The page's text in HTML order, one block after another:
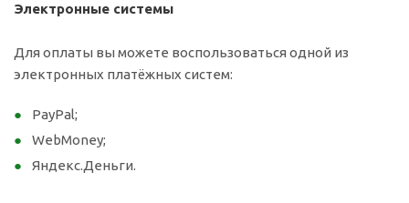
Электронные системы
Для оплаты вы можете воспользоваться одной из
электронных платёжных систем:
PayPal;
WebMoney;
Яндекс.Деньги.